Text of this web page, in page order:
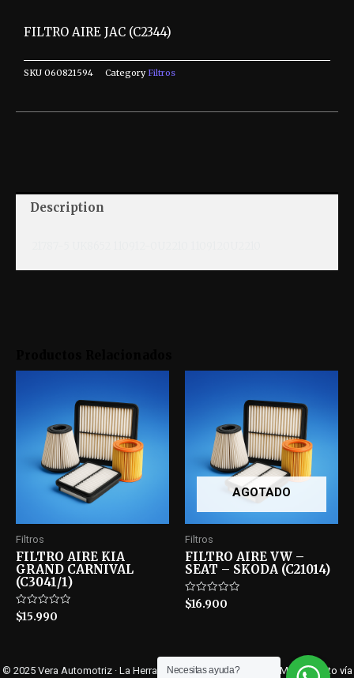
Filtros
FILTRO AIRE KIA
GRAND CARNIVAL
(C3041/1)
Rated
0
$15.990
AGOTADO
Filtros
FILTRO AIRE VW –
SEAT – SKODA (C21014)
Rated
0
$16.900
FILTRO AIRE JAC (C2344)
SKU 060821594 Category Filtros
Description
© 2025 Vera Automotriz · La Herradura 5355, Isla de Maipo, RM · Contacto vía
Necesitas ayuda?